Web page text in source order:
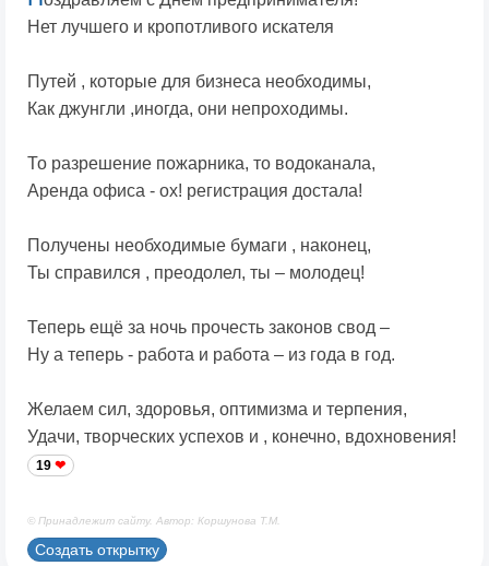
Нет лучшего и кропотливого искателя
Путей , которые для бизнеса необходимы,
Как джунгли ,иногда, они непроходимы.
То разрешение пожарника, то водоканала,
Аренда офиса - ох! регистрация достала!
Получены необходимые бумаги , наконец,
Ты справился , преодолел, ты – молодец!
Теперь ещё за ночь прочесть законов свод –
Ну а теперь - работа и работа – из года в год.
Желаем сил, здоровья, оптимизма и терпения,
Удачи, творческих успехов и , конечно, вдохновения!
19
© Принадлежит сайту. Автор: Коршунова Т.М.
Создать открытку